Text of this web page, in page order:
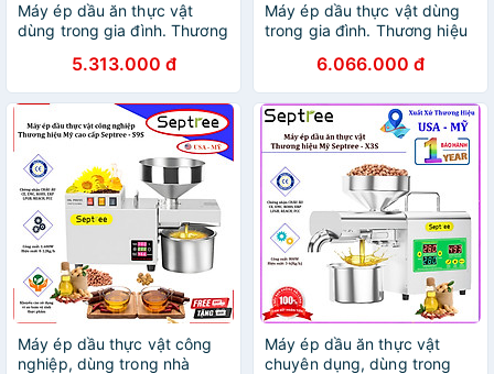
Máy ép dầu ăn thực vật
dùng trong gia đình. Thương
X3. HÀNG CHÍNH HÃNG
5.313.000 đ
Máy ép dầu thực vật dùng
trong gia đình. Thương hiệu
A250. HÀNG CHÍNH HÃNG
6.066.000 đ
Máy ép dầu thực vật công
nghiệp, dùng trong nhà
Máy ép dầu ăn thực vật
chuyên dụng, dùng trong